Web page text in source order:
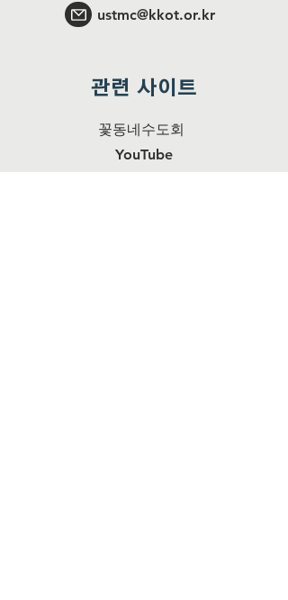
ustmc@kkot.or.kr
관련 사이트
꽃동네수도회
YouTube